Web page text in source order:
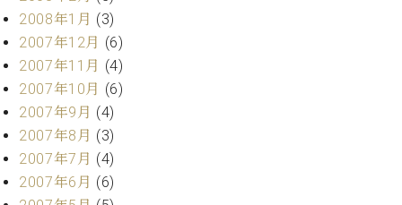
2008年1月 (3)
2007年12月 (6)
2007年11月 (4)
2007年10月 (6)
2007年9月 (4)
2007年8月 (3)
2007年7月 (4)
2007年6月 (6)